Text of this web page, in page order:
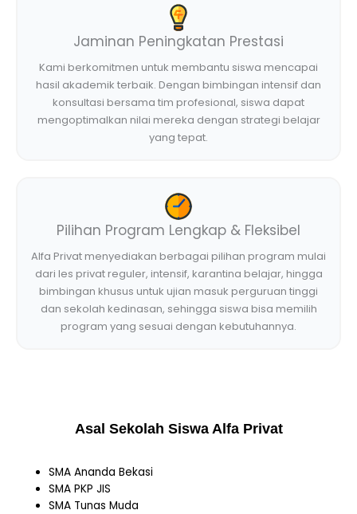
Jaminan Peningkatan Prestasi
Kami berkomitmen untuk membantu siswa mencapai
hasil akademik terbaik. Dengan bimbingan intensif dan
konsultasi bersama tim profesional, siswa dapat
mengoptimalkan nilai mereka dengan strategi belajar
yang tepat.
Pilihan Program Lengkap & Fleksibel
Alfa Privat menyediakan berbagai pilihan program mulai
dari les privat reguler, intensif, karantina belajar, hingga
bimbingan khusus untuk ujian masuk perguruan tinggi
dan sekolah kedinasan, sehingga siswa bisa memilih
program yang sesuai dengan kebutuhannya.
Asal Sekolah Siswa Alfa Privat
SMA Ananda Bekasi
SMA PKP JIS
SMA Tunas Muda